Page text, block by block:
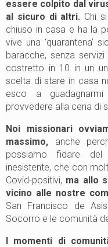
essere colpito dal
al sicuro di altri. Chi
chiuso in casa e ha la
vive una ‘quarantena’
baracche, senza
costretto in 10 in un
scelta di stare in casa
esco a
provvedere alla cena di
Noi missionari
massimo, anche
possiamo fidare del
inesistente, che con
Covid-positivi, ma allo
vicino alle nostre
San Francisco de
Socorro e le comunità
I momenti di